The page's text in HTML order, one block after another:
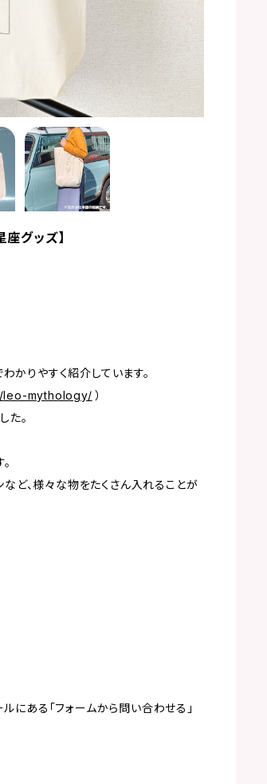
グッズ】
かりやすく紹介しています。
leo-mythology/ ）
た。
ど、様々な物をたくさん入れることが
ある「フォームから問い合わせる」